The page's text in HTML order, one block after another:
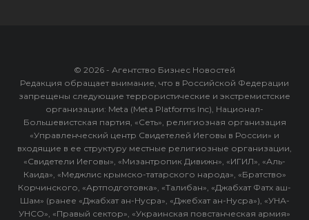
© 2026 - Агентство Бизнес Новостей
Редакция обращает внимание, что в Российской Федерации
запрещены следующие террористические и экстремистские
организации: Meta (Meta Platforms Inc), Национал-
Большевистская партия, «Сеть», религиозная организация
«Управленческий центр Свидетелей Иеговы в России» и
входящие в ее структуру местные религиозные организации,
«Свидетели Иеговы», «Мизантропик Дивижн», «ИГИЛ», «Аль-
Каида», «Меджлис крымско-татарского народа», «Братство»
Корчинского, «Артподготовка», «Талибан», «Джабхат Фатх аш-
Шам» (ранее «Джабхат ан-Нусра», «Джебхат ан-Нусра»), «УНА-
УНСО», «Правый сектор», «Украинская повстанческая армия»